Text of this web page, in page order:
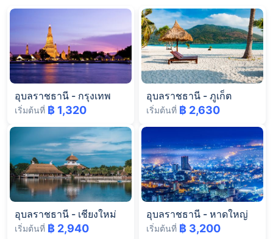
อุบลราชธานี - กรุงเทพ
เริ่มต้นที่ ฿ 1,320
อุบลราชธานี - ภูเก็ต
เริ่มต้นที่ ฿ 2,630
อุบลราชธานี - เชียงใหม่
เริ่มต้นที่ ฿ 2,940
อุบลราชธานี - หาดใหญ่
เริ่มต้นที่ ฿ 3,200